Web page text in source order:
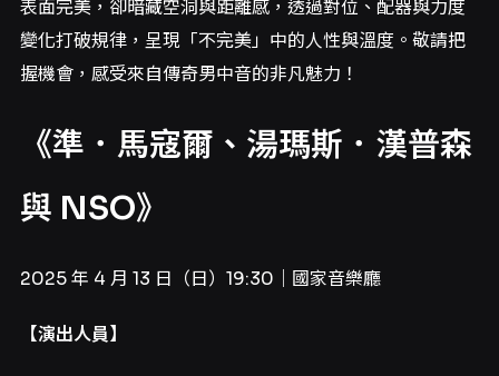
表面完美，卻暗藏空洞與距離感，透過對位、配器與力度
變化打破規律，呈現「不完美」中的人性與溫度。敬請把
握機會，感受來自傳奇男中音的非凡魅力！
《準．馬寇爾、湯瑪斯．漢普森
與 NSO》
2025 年 4 月 13 日（日）19:30｜國家音樂廳
【演出人員】